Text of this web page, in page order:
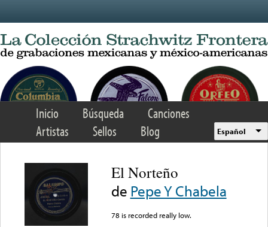
Inicio Búsqueda
Canciones
Artistas
Sellos Blog Español
El Norteño
de Pepe Y Chabela
78 is recorded really low.